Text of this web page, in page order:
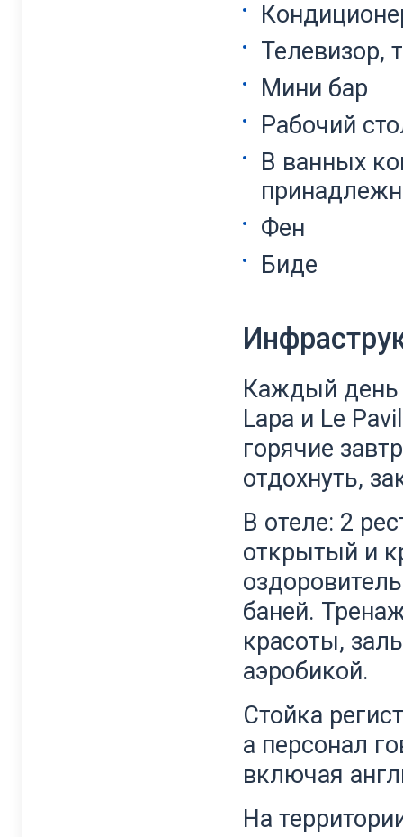
Телевизор,
Мини бар
Рабочий
В ванных
Фен
Биде
Каждый день
Lapa и Le
горячие
отдохнуть,
В отеле: 2
открытый и
баней.
красоты,
аэробикой.
Стойка
а персонал
включая
На